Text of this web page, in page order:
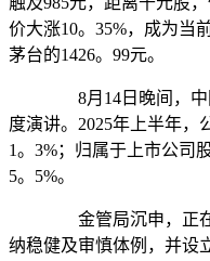
价大涨10。35%，成为当
茅台的1426。99元。
8月14日晚间，中
度演讲。2025年上半年，
1。3%；归属于上市公司
5。5%。
金管局沉申，正在
纳稳健及审慎体例，并设